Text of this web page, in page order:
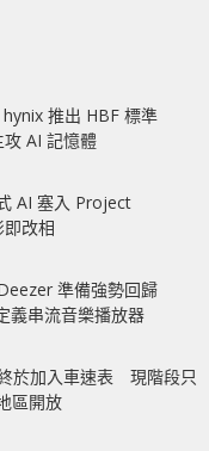
hynix 推出 HBF 標準
AI 記憶體
AI 塞入 Project
改相
準備強勢回歸
義串流音樂播放器
於加入車速表 現階段只
區開放